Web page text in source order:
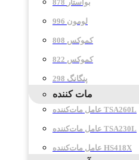
878 بواستار
996 لومون
808 کموکس
822 کموکس
298 پنگانگ
مات کننده
عامل مات‌کننده TSA260L
عامل مات‌کننده TSA230L
عامل مات‌کننده HS418X